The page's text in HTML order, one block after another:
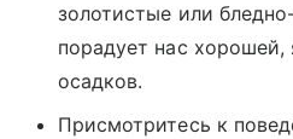
золотистые или
порадует нас хорошей,
осадков.
Присмотритесь к